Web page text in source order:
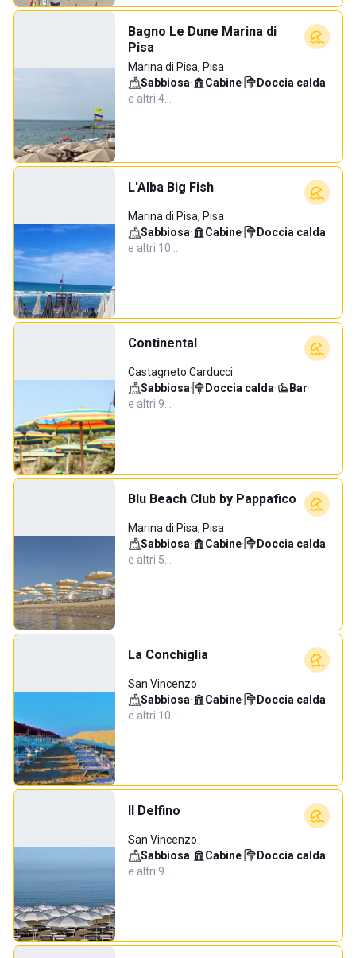
Bagno Le Dune Marina di
Pisa
Marina di Pisa, Pisa
Sabbiosa· Cabine· Doccia calda·
e altri 4…
L'Alba Big Fish
Marina di Pisa, Pisa
Sabbiosa· Cabine· Doccia calda·
e altri 10…
Continental
Castagneto Carducci
Sabbiosa· Doccia calda· Bar·
e altri 9…
Blu Beach Club by Pappafico
Marina di Pisa, Pisa
Sabbiosa· Cabine· Doccia calda·
e altri 5…
La Conchiglia
San Vincenzo
Sabbiosa· Cabine· Doccia calda·
e altri 10…
Il Delfino
San Vincenzo
Sabbiosa· Cabine· Doccia calda·
e altri 9…